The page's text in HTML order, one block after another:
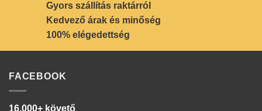
Gyors szállítás raktárról
Kedvező árak és minőség
100% elégedettség
FACEBOOK
16.000+ követő